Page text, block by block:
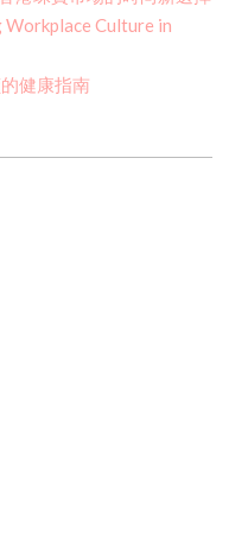
Workplace Culture in
健康指南